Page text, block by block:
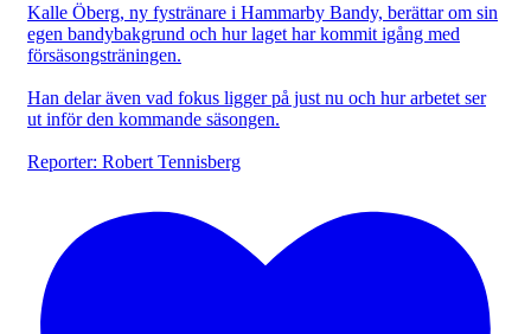
Kalle Öberg, ny fystränare i Hammarby Bandy, berättar om sin
egen bandybakgrund och hur laget har kommit igång med
försäsongsträningen.
Han delar även vad fokus ligger på just nu och hur arbetet ser
ut inför den kommande säsongen.
Reporter: Robert Tennisberg